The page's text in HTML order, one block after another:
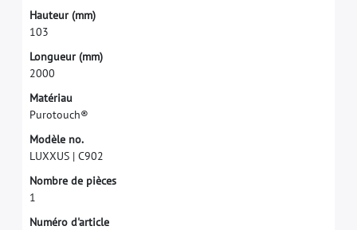
Hauteur (mm)
103
Longueur (mm)
2000
Matériau
Purotouch®
Modèle no.
LUXXUS | C902
Nombre de pièces
1
Numéro d'article